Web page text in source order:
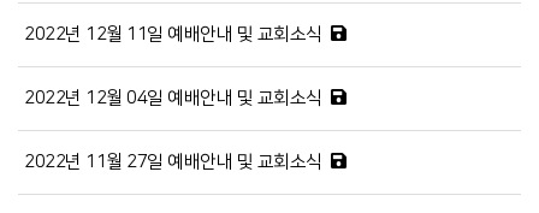
2022년 12월 11일 예배안내 및 교회소식
2022년 12월 04일 예배안내 및 교회소식
2022년 11월 27일 예배안내 및 교회소식